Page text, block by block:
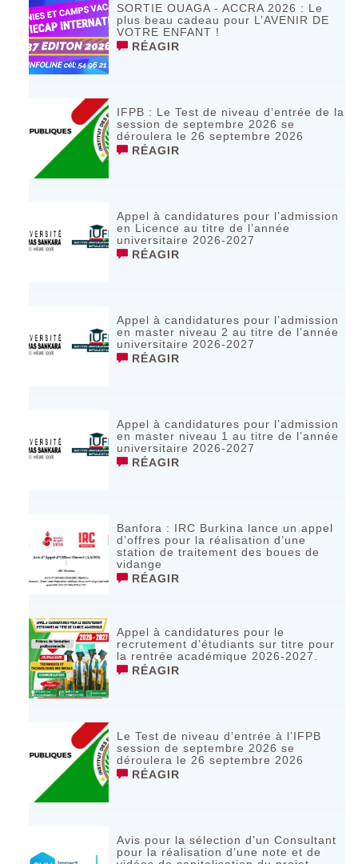
SORTIE OUAGA - ACCRA 2026 : Le
plus beau cadeau pour L’AVENIR DE
VOTRE ENFANT !
RÉAGIR
IFPB : Le Test de niveau d’entrée de la
session de septembre 2026 se
déroulera le 26 septembre 2026
RÉAGIR
Appel à candidatures pour l’admission
en Licence au titre de l’année
universitaire 2026-2027
RÉAGIR
Appel à candidatures pour l’admission
en master niveau 2 au titre de l’année
universitaire 2026-2027
RÉAGIR
Appel à candidatures pour l’admission
en master niveau 1 au titre de l’année
universitaire 2026-2027
RÉAGIR
Banfora : IRC Burkina lance un appel
d’offres pour la réalisation d’une
station de traitement des boues de
vidange
RÉAGIR
Appel à candidatures pour le
recrutement d’étudiants sur titre pour
la rentrée académique 2026-2027.
RÉAGIR
Le Test de niveau d’entrée à l’IFPB
session de septembre 2026 se
déroulera le 26 septembre 2026
RÉAGIR
Avis pour la sélection d’un Consultant
pour la réalisation d’une note et de